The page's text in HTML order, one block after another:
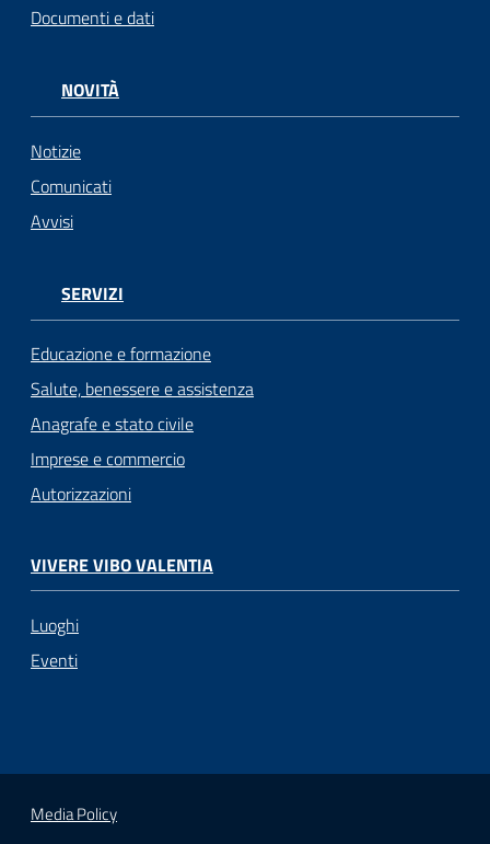
Documenti e dati
NOVITÀ
Notizie
Comunicati
Avvisi
SERVIZI
Educazione e formazione
Salute, benessere e assistenza
Anagrafe e stato civile
Imprese e commercio
Autorizzazioni
VIVERE VIBO VALENTIA
Luoghi
Eventi
Media Policy